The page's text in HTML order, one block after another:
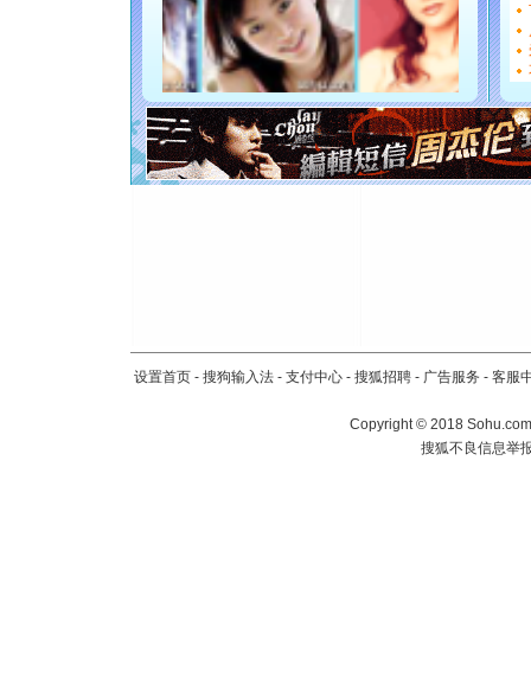
[元旦]
看
断电。
你是我
[元旦]
如
起；二是
离。水晶
[元旦]当
泣，这痛
设置首页 - 搜狗输入法 - 支付中心 - 搜狐招聘 - 广告服务 - 客服
Copyright ©2018
搜狐不良信息举